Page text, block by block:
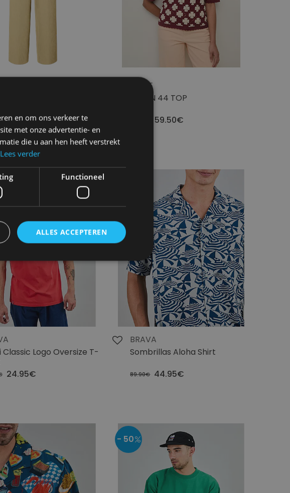
PAXA WIDE HW PANT
49.99€
YERSE
SIMON 44 TOP
59.50€
Logo Oversize T-
24.95€
BRAVA
Sombrillas Aloha Shirt
89.90€ 44.95€
- 50
en om ons verkeer te
met onze advertentie- en
die u aan hen heeft verstrekt
Lees verder
Functioneel
ALLES ACCEPTEREN